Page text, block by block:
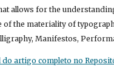
allows for the
of the materiality of
Manifestos,
do artigo completo no